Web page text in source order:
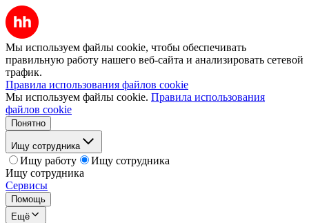
Мы используем файлы cookie, чтобы обеспечивать
правильную работу нашего веб-сайта и анализировать сетевой
трафик.
Правила использования файлов cookie
Мы используем файлы cookie. Правила использования
файлов cookie
Понятно
Ищу сотрудника
Ищу работу
Ищу сотрудника
Ищу сотрудника
Сервисы
Помощь
Ещё